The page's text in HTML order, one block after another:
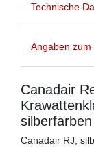
Technische
Angaben zum
Canadair
silberfarben
Canadair RJ,